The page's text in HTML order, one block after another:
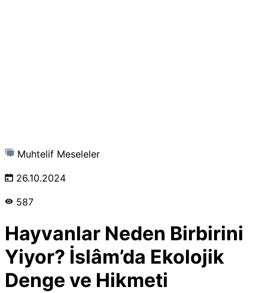
Muhtelif Meseleler
26.10.2024
587
Hayvanlar Neden Birbirini
Yiyor? İslâm’da Ekolojik
Denge ve Hikmeti